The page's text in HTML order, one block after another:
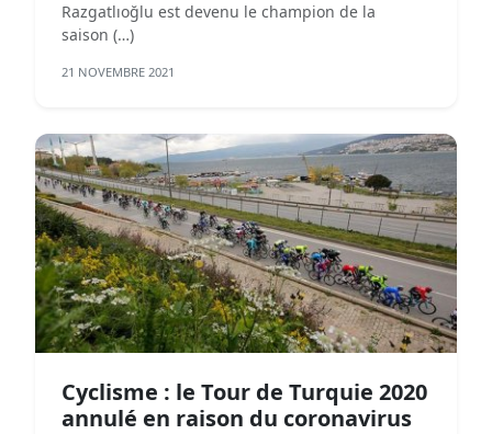
Razgatlıoğlu est devenu le champion de la
saison (…)
21 NOVEMBRE 2021
Cyclisme : le Tour de Turquie 2020
annulé en raison du coronavirus